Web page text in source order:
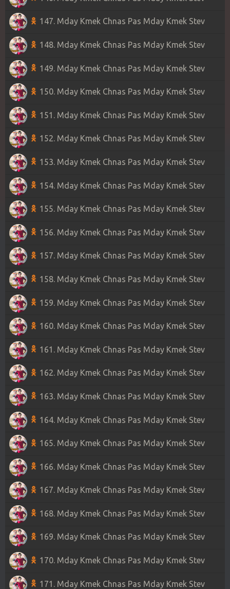
147. Mday Kmek Chnas Pas Mday Kmek Stev
148. Mday Kmek Chnas Pas Mday Kmek Stev
149. Mday Kmek Chnas Pas Mday Kmek Stev
150. Mday Kmek Chnas Pas Mday Kmek Stev
151. Mday Kmek Chnas Pas Mday Kmek Stev
152. Mday Kmek Chnas Pas Mday Kmek Stev
153. Mday Kmek Chnas Pas Mday Kmek Stev
154. Mday Kmek Chnas Pas Mday Kmek Stev
155. Mday Kmek Chnas Pas Mday Kmek Stev
156. Mday Kmek Chnas Pas Mday Kmek Stev
157. Mday Kmek Chnas Pas Mday Kmek Stev
158. Mday Kmek Chnas Pas Mday Kmek Stev
159. Mday Kmek Chnas Pas Mday Kmek Stev
160. Mday Kmek Chnas Pas Mday Kmek Stev
161. Mday Kmek Chnas Pas Mday Kmek Stev
162. Mday Kmek Chnas Pas Mday Kmek Stev
163. Mday Kmek Chnas Pas Mday Kmek Stev
164. Mday Kmek Chnas Pas Mday Kmek Stev
165. Mday Kmek Chnas Pas Mday Kmek Stev
166. Mday Kmek Chnas Pas Mday Kmek Stev
167. Mday Kmek Chnas Pas Mday Kmek Stev
168. Mday Kmek Chnas Pas Mday Kmek Stev
169. Mday Kmek Chnas Pas Mday Kmek Stev
170. Mday Kmek Chnas Pas Mday Kmek Stev
171. Mday Kmek Chnas Pas Mday Kmek Stev